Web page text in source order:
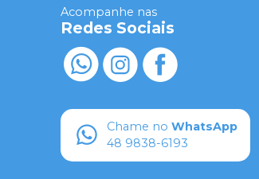
Acompanhe nas
Redes Sociais
Chame no WhatsApp
48 9838-6193